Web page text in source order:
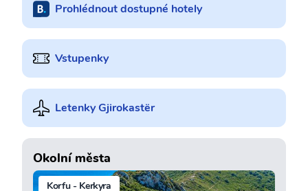
Prohlédnout dostupné hotely
Vstupenky
Letenky Gjirokastër
Okolní města
Korfu - Kerkyra